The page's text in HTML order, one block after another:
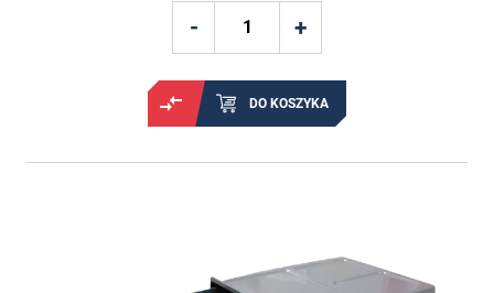
DO KOSZYKA